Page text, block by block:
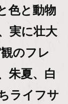
色と動物
実に壮大
のフレ
朱夏、白
ライフサ